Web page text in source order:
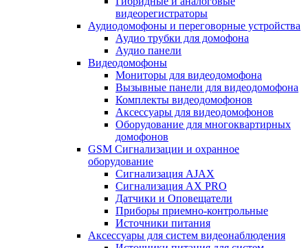
видеорегистраторы
Аудиодомофоны и переговорные устройства
Аудио трубки для домофона
Аудио панели
Видеодомофоны
Мониторы для видеодомофона
Вызывные панели для видеодомофона
Комплекты видеодомофонов
Аксессуары для видеодомофонов
Оборудование для многоквартирных
домофонов
GSM Сигнализации и охранное
оборудование
Сигнализация AJAX
Сигнализация AX PRO
Датчики и Оповещатели
Приборы приемно-контрольные
Источники питания
Аксессуары для систем видеонаблюдения